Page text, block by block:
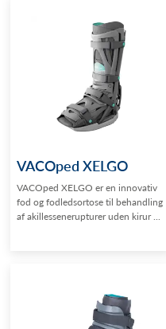
VACOped XELGO
VACOped XELGO er en innovativ
fod og fodledsortose til behandling
af akillessenerupturer uden kirur ...